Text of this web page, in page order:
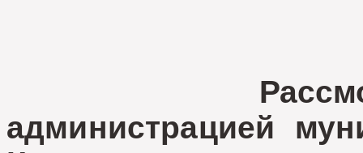
Рассмотрев
администрацией